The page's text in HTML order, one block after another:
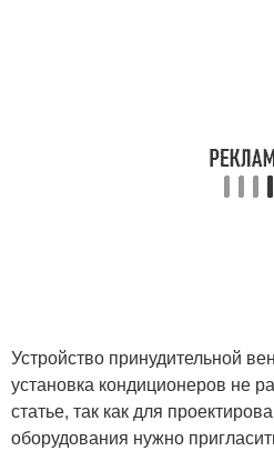
Устройство принудительной
установка кондиционеров не
статье, так как для
оборудования нужно